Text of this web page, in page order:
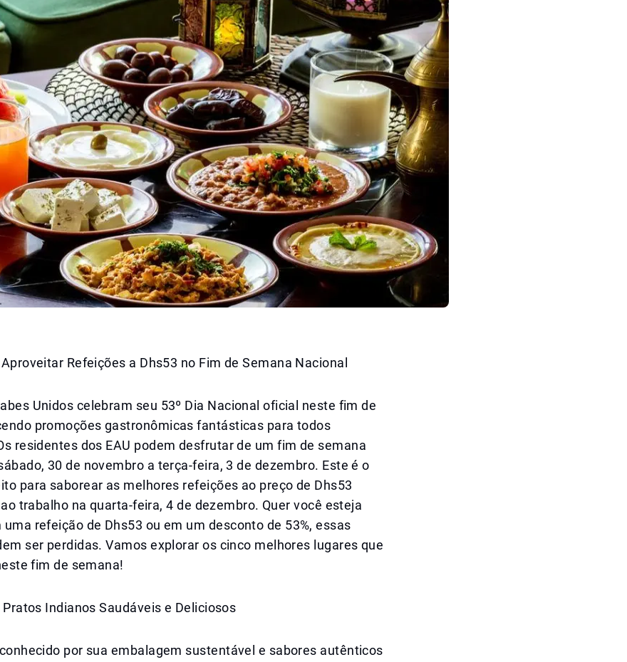
Refeições a Dhs53 no Fim de Semana Nacional
Unidos celebram seu 53º Dia Nacional oficial neste fim de
promoções gastronômicas fantásticas para todos
residentes dos EAU podem desfrutar de um fim de semana
30 de novembro a terça-feira, 3 de dezembro. Este é o
para saborear as melhores refeições ao preço de Dhs53
trabalho na quarta-feira, 4 de dezembro. Quer você esteja
refeição de Dhs53 ou em um desconto de 53%, essas
ser perdidas. Vamos explorar os cinco melhores lugares que
fim de semana!
Indianos Saudáveis e Deliciosos
por sua embalagem sustentável e sabores autênticos